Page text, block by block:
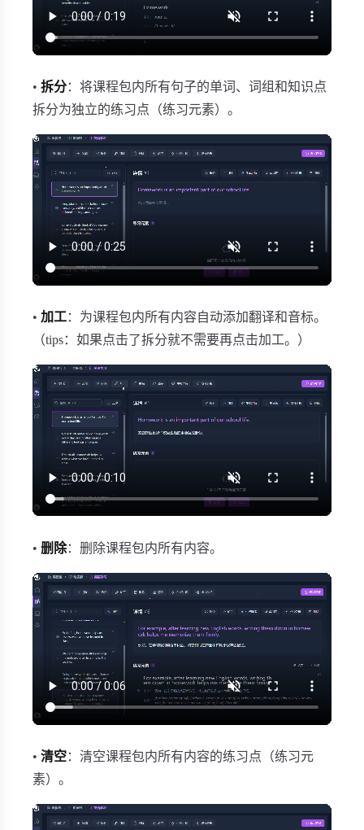
• 拆分：将课程包内所有句子的单词、词组和知识点
拆分为独立的练习点（练习元素）。
• 加工：为课程包内所有内容自动添加翻译和音标。
（tips：如果点击了拆分就不需要再点击加工。）
• 删除：删除课程包内所有内容。
• 清空：清空课程包内所有内容的练习点（练习元
素）。